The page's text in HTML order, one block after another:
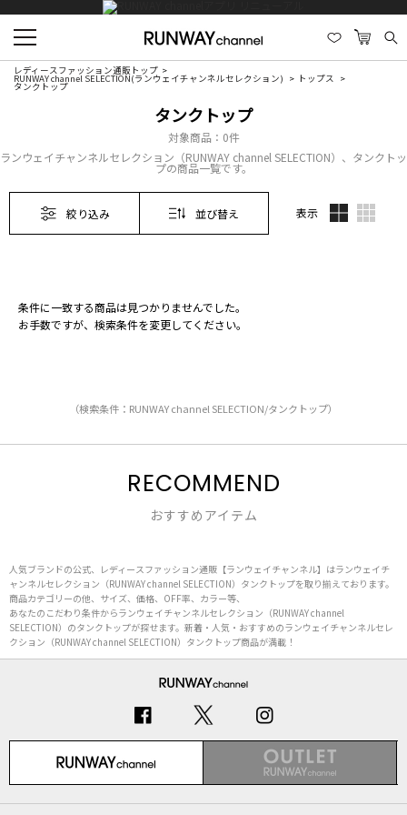
レディースファッション通販トップ
RUNWAY channel SELECTION(ランウェイチャンネルセレクション) トップス
タンクトップ
タンクトップ
対象商品： 0件
ランウェイチャンネルセレクション（RUNWAY channel SELECTION）、タンクトッ
プの商品一覧です。
絞り込み 並び替え 表示
条件に一致する商品は見つかりませんでした。
お手数ですが、検索条件を変更してください。
（検索条件：RUNWAY channel SELECTION/タンクトップ）
RECOMMEND
おすすめアイテム
人気ブランドの公式、レディースファッション通販【ランウェイチャンネル】はランウェイチ
ャンネルセレクション（RUNWAY channel SELECTION）タンクトップを取り揃えております。
商品カテゴリーの他、サイズ、価格、OFF率、カラー等、
あなたのこだわり条件からランウェイチャンネルセレクション（RUNWAY channel
SELECTION）のタンクトップが探せます。新着・人気・おすすめのランウェイチャンネルセレ
クション（RUNWAY channel SELECTION）タンクトップ商品が満載！